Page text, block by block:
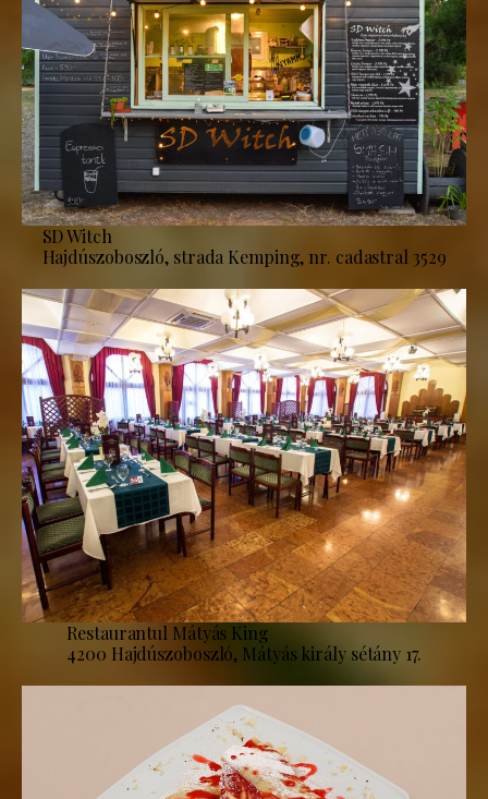
SD Witch
Hajdúszoboszló, strada Kemping, nr. cadastral 3529
Restaurantul Mátyás King
4200 Hajdúszoboszló, Mátyás király sétány 17.